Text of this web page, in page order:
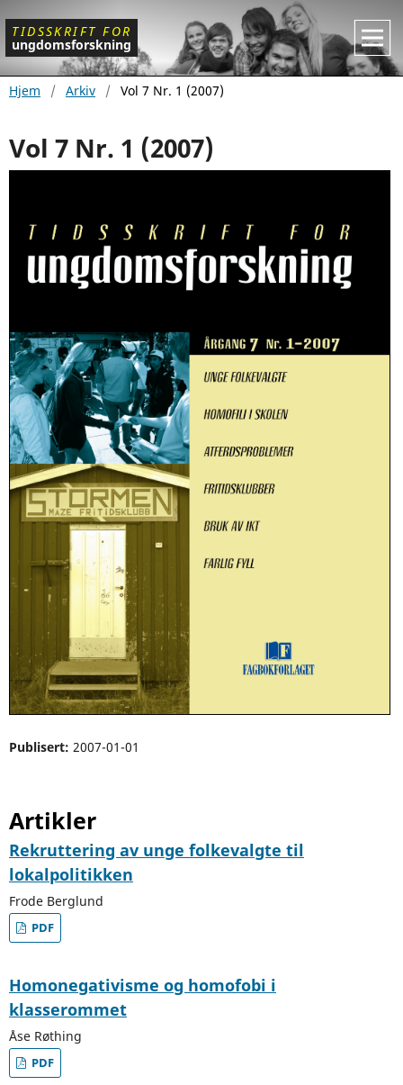
TIDSSKRIFT FOR
ungdomsforskning
Hjem / Arkiv / Vol 7 Nr. 1 (2007)
Vol 7 Nr. 1 (2007)
Publisert: 2007-01-01
Artikler
Rekruttering av unge folkevalgte til
lokalpolitikken
Frode Berglund
PDF
Homonegativisme og homofobi i
klasserommet
Åse Røthing
PDF